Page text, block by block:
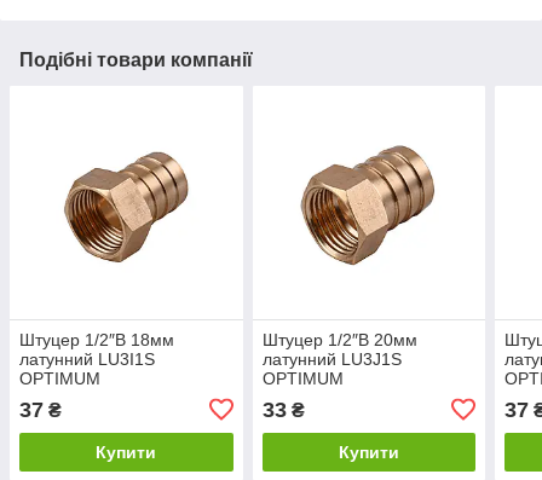
Подібні товари компанії
Штуцер 1/2″В 18мм
латунний LU3I1S
OPTIMUM
37 ₴
Купити
Штуцер 1/2″В 20мм
латунний LU3J1S
OPTIMUM
33₴
Купити
37